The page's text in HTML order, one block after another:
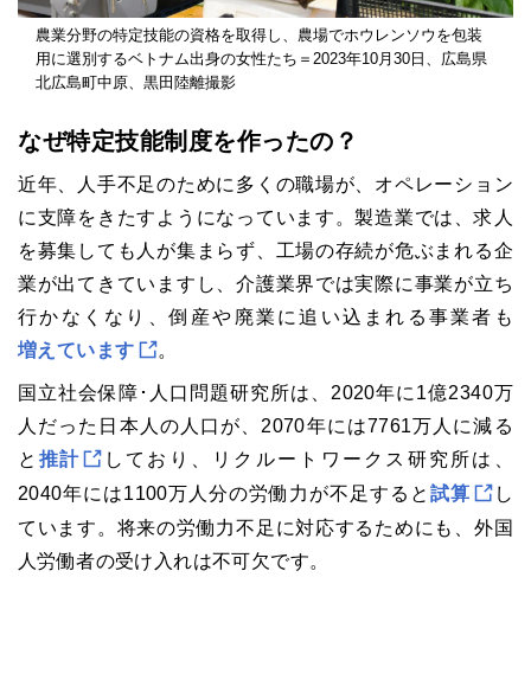
農業分野の特定技能の資格を取得し、農場でホウレンソウを包装
用に選別するベトナム出身の女性たち＝2023年10月30日、広島県
北広島町中原、黒田陸離撮影
なぜ特定技能制度を作ったの？
近年、人手不足のために多くの職場が、オペレーション
に支障をきたすようになっています。製造業では、求人
を募集しても人が集まらず、工場の存続が危ぶまれる企
業が出てきていますし、介護業界では実際に事業が立ち
行かなくなり、倒産や廃業に追い込まれる事業者も
増えています
。
国立社会保障･人口問題研究所は、2020年に1億2340万
人だった日本人の人口が、2070年には7761万人に減る
と推計
しており、リクルートワークス研究所は、
2040年には1100万人分の労働力が不足すると試算
し
ています。将来の労働力不足に対応するためにも、外国
人労働者の受け入れは不可欠です。